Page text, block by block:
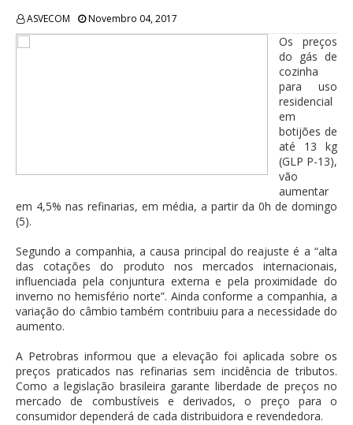
ASVECOM Novembro 04, 2017
Os preços
do gás de
cozinha
para uso
residencial
em
botijões de
até 13 kg
(GLP P-13),
vão
aumentar
em 4,5% nas refinarias, em média, a partir da 0h de domingo
(5).
Segundo a companhia, a causa principal do reajuste é a “alta
das cotações do produto nos mercados internacionais,
influenciada pela conjuntura externa e pela proximidade do
inverno no hemisfério norte”. Ainda conforme a companhia, a
variação do câmbio também contribuiu para a necessidade do
aumento.
A Petrobras informou que a elevação foi aplicada sobre os
preços praticados nas refinarias sem incidência de tributos.
Como a legislação brasileira garante liberdade de preços no
mercado de combustíveis e derivados, o preço para o
consumidor dependerá de cada distribuidora e revendedora.